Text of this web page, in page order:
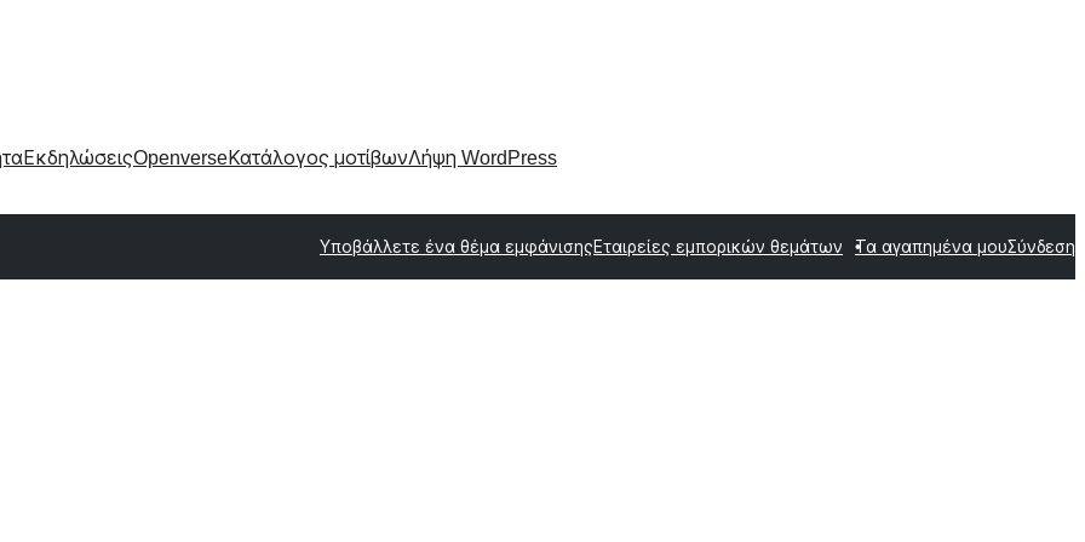
ΕκδηλώσειςOpenverseΚατάλογος μοτίβωνΛήψη WordPress
Υποβάλλετε ένα θέμα εμφάνισηςΕταιρείες εμπορικών θεμάτων Τα αγαπημένα μουΣύνδεση